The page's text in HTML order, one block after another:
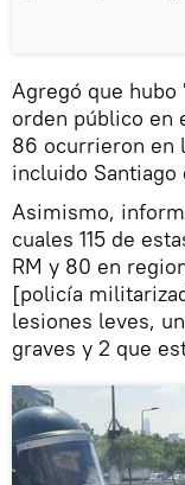
Agregó que
orden público en
86 ocurrieron en
incluido
Asimismo,
cuales 115 de
RM y 80 en
[policía
lesiones leves,
graves y 2 que